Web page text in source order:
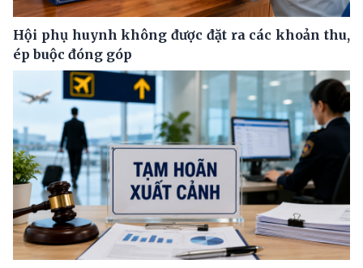
Hội phụ huynh không được đặt ra các khoản thu,
ép buộc đóng góp